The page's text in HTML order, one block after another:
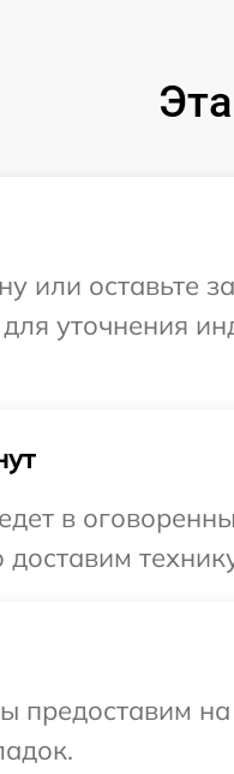
или оставьте
уточнения
в
предоставим